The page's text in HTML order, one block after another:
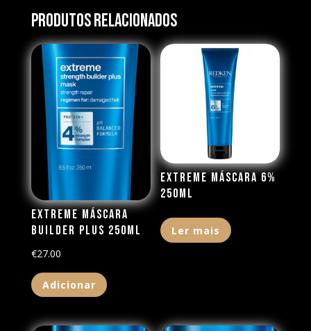
Produtos Relacionados
Extreme Máscara
Builder Plus 250ML
€27.00
Adicionar
Extreme Máscara 6%
250ML
Ler mais